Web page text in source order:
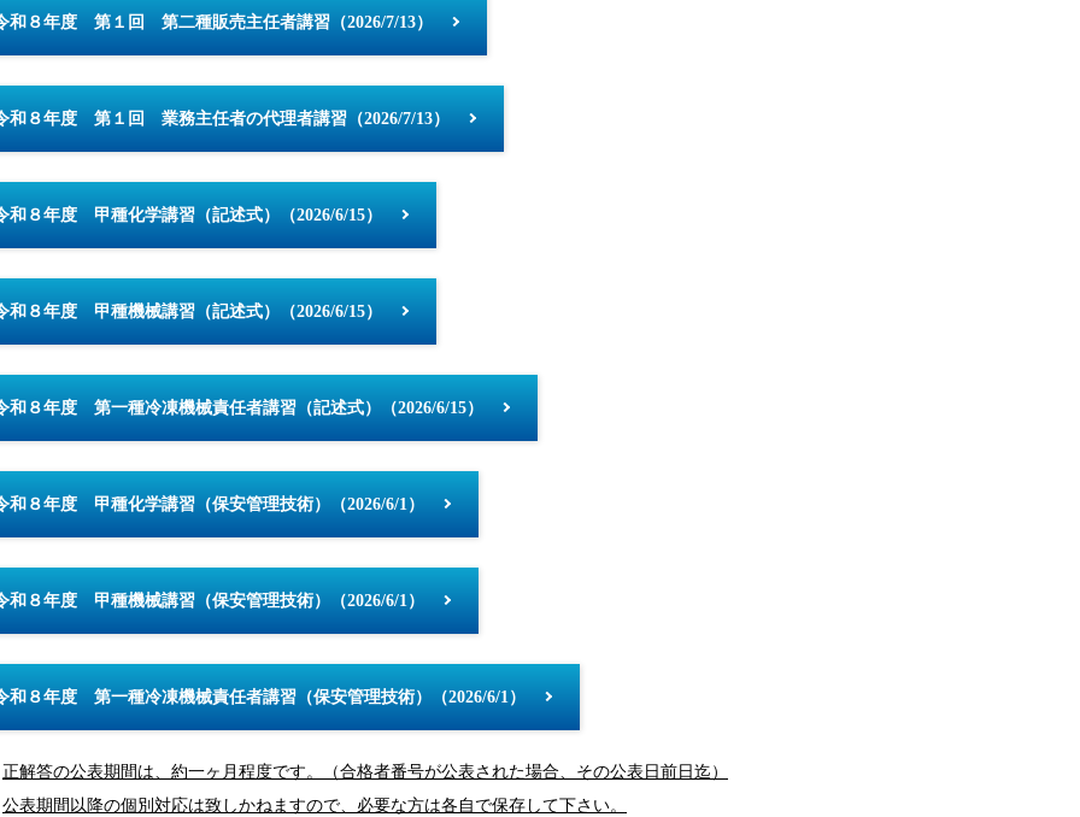
和８年度 第１回 第二種販売主任者講習（2026/7/13）
和８年度 第１回 業務主任者の代理者講習（2026/7/13）
和８年度 甲種化学講習（記述式）（2026/6/15）
和８年度 甲種機械講習（記述式）（2026/6/15）
和８年度 第一種冷凍機械責任者講習（記述式）（2026/6/15）
和８年度 甲種化学講習（保安管理技術）（2026/6/1）
和８年度 甲種機械講習（保安管理技術）（2026/6/1）
和８年度 第一種冷凍機械責任者講習（保安管理技術）（2026/6/1）
正解答の公表期間は、約一ヶ月程度です。（合格者番号が公表された場合、その公表日前日迄）
公表期間以降の個別対応は致しかねますので、必要な方は各自で保存して下さい。